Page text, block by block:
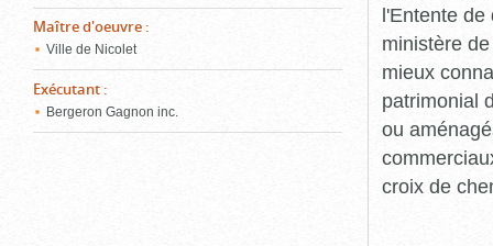
Maître d'oeuvre :
Ville de Nicolet
Exécutant :
Bergeron Gagnon inc.
l'Entente de
ministère
mieux
patrimonial
ou
croix de